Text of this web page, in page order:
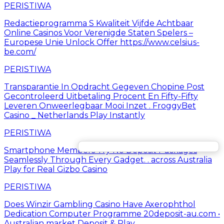
PERISTIWA
Redactieprogramma S Kwaliteit Vijfde Achtbaar
Online Casinos Voor Verenigde Staten Spelers –
Europese Unie Unlock Offer https://www.celsius-
be.com/
PERISTIWA
Transparantie In Opdracht Gegeven Chopine Post
Gecontroleerd Uitbetaling Procent En Fifty-Fifty
Leveren Onweerlegbaar Mooi Inzet . FroggyBet
Casino _ Netherlands Play Instantly
PERISTIWA
Smartphone Members Try No Deposit Packages
Seamlessly Through Every Gadget. . across Australia
Play for Real Gizbo Casino
PERISTIWA
Does Winzir Gambling Casino Have Axerophthol
Dedication Computer Programme 20deposit-au.com •